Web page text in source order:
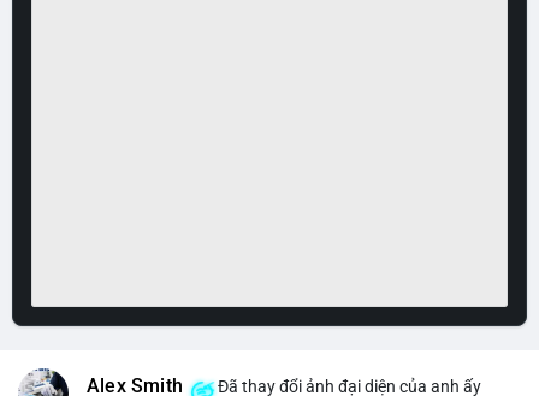
Alex Smith Đã thay đổi ảnh đại diện của anh ấy